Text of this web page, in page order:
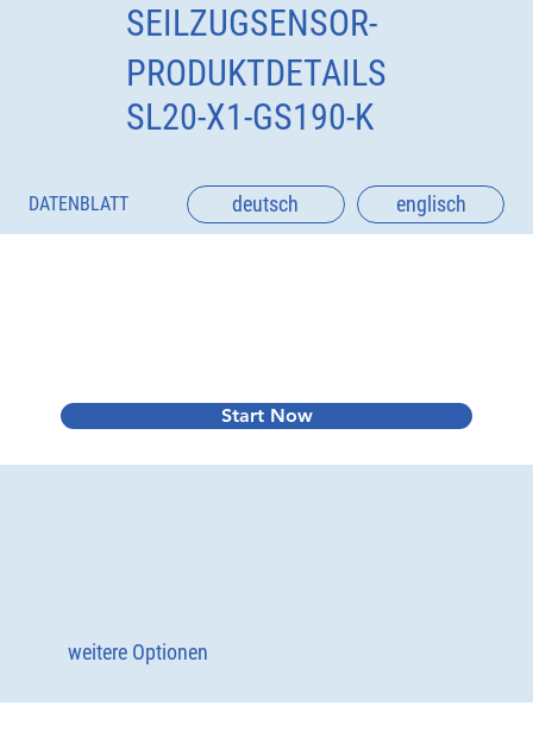
Start Now
weitere Optionen
SEILZUGSENSOR-
PRODUKTDETAILS
SL20-X1-GS190-K
DATENBLATT englisch
deutsch